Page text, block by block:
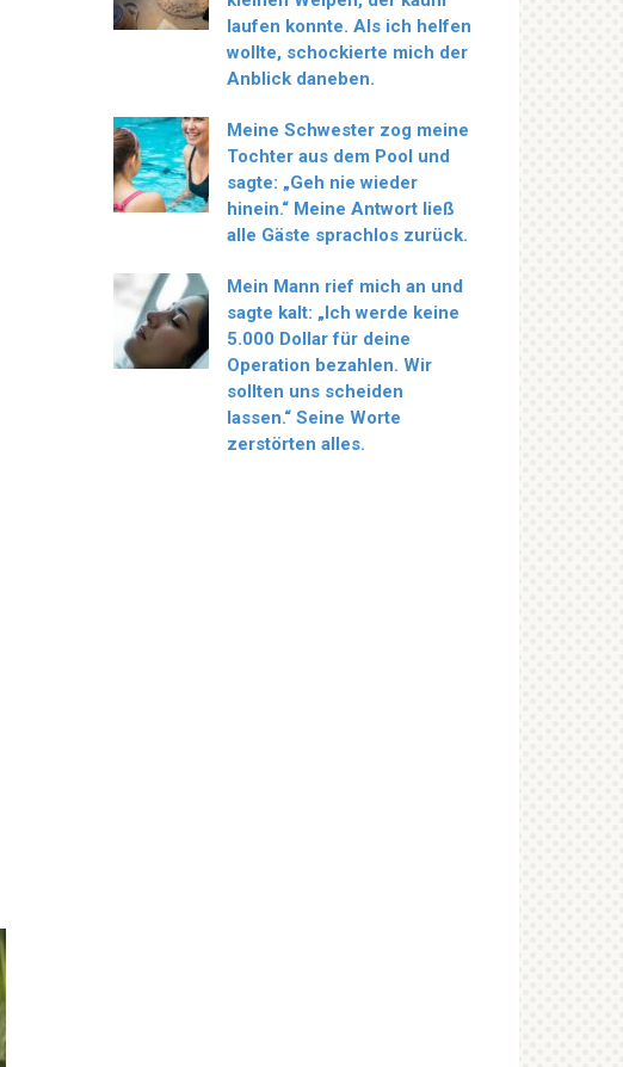
laufen konnte. Als ich helfen
wollte, schockierte mich der
Anblick daneben.
Meine Schwester zog meine
Tochter aus dem Pool und
sagte: „Geh nie wieder
hinein.“ Meine Antwort ließ
alle Gäste sprachlos zurück.
Mein Mann rief mich an und
sagte kalt: „Ich werde keine
5.000 Dollar für deine
Operation bezahlen. Wir
sollten uns scheiden
lassen.“ Seine Worte
zerstörten alles.